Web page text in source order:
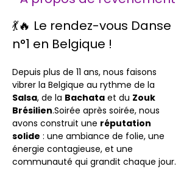
💃🔥 Le rendez-vous Danse
n°1 en Belgique !
Depuis plus de 11 ans, nous faisons
vibrer la Belgique au rythme de la
Salsa, de la Bachata et du Zouk
Brésilien.Soirée après soirée, nous
avons construit une réputation
solide : une ambiance de folie, une
énergie contagieuse, et une
communauté qui grandit chaque jour.